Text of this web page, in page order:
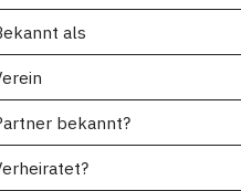
als
bekannt?